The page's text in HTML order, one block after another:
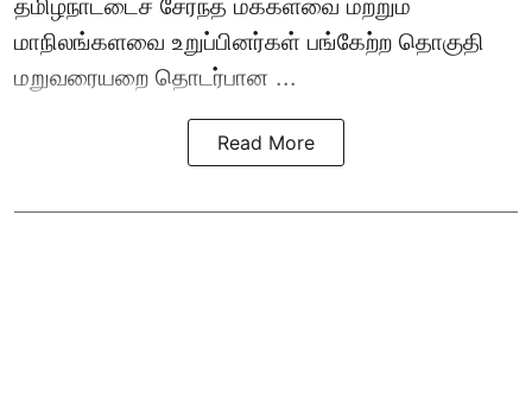
தமிழ்நாட்டைச் சேர்ந்த மக்களவை மற்றும்
மாநிலங்களவை உறுப்பினர்கள் பங்கேற்ற தொகுதி
மறுவரையறை தொடர்பான ...
Read More